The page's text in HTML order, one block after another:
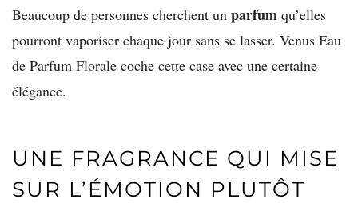
Beaucoup de personnes cherchent un parfum qu’elles
pourront vaporiser chaque jour sans se lasser. Venus Eau
de Parfum Florale coche cette case avec une certaine
élégance.
UNE FRAGRANCE QUI MISE
SUR L’ÉMOTION PLUTÔT